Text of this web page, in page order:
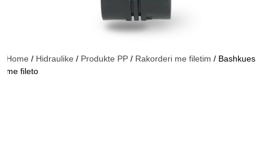
Home / Hidraulike / Produkte PP / Rakorderi me filetim / Bashkues
me fileto